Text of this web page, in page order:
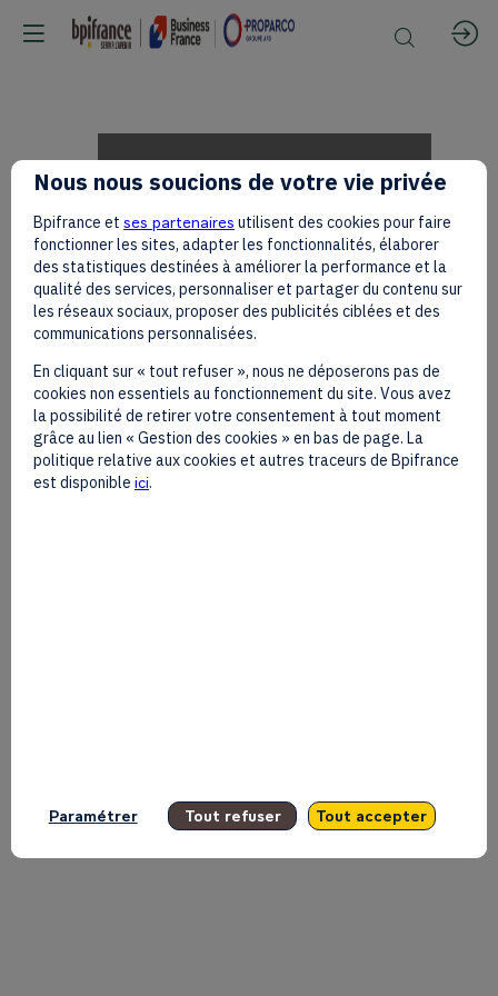
[CREATION
IN
MOTION]
Marie
the
Main
Nous nous soucions de votre vie privée
Bpifrance et ses partenaires utilisent des cookies pour faire
fonctionner les sites, adapter les fonctionnalités, élaborer
des statistiques destinées à améliorer la performance et la
qualité des services, personnaliser et partager du contenu sur
les réseaux sociaux, proposer des publicités ciblées et des
communications personnalisées.
En cliquant sur « tout refuser », nous ne déposerons pas de
cookies non essentiels au fonctionnement du site. Vous avez
la possibilité de retirer votre consentement à tout moment
grâce au lien « Gestion des cookies » en bas de page. La
politique relative aux cookies et autres traceurs de Bpifrance
est disponible ici.
Paramétrer Tout refuser Tout accepter